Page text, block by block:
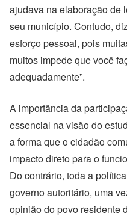
ajudava na elaboração de
seu município. Contudo,
esforço pessoal, pois
muitos impede que você
adequadamente”.
A importância da
essencial na visão do
a forma que o cidadão
impacto direto para o
Do contrário, toda a
governo autoritário, uma
opinião do povo residente